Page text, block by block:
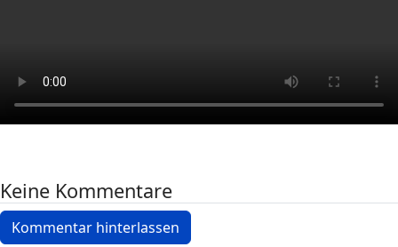
Keine Kommentare
Kommentar hinterlassen